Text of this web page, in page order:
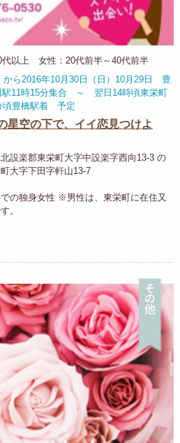
代以上 女性：20代前半～40代前半
から2016年10月30日（日）10月29日 豊
11時15分集合 ～ 翌日14時頃東栄町
豊橋駅着 予定
星空の下で、イイ恋見つけよ
楽郡東栄町大字中設楽字西向13-3 の
大字下田字軒山13-7
の独身女性 ※男性は、東栄町に在住又
。
そ